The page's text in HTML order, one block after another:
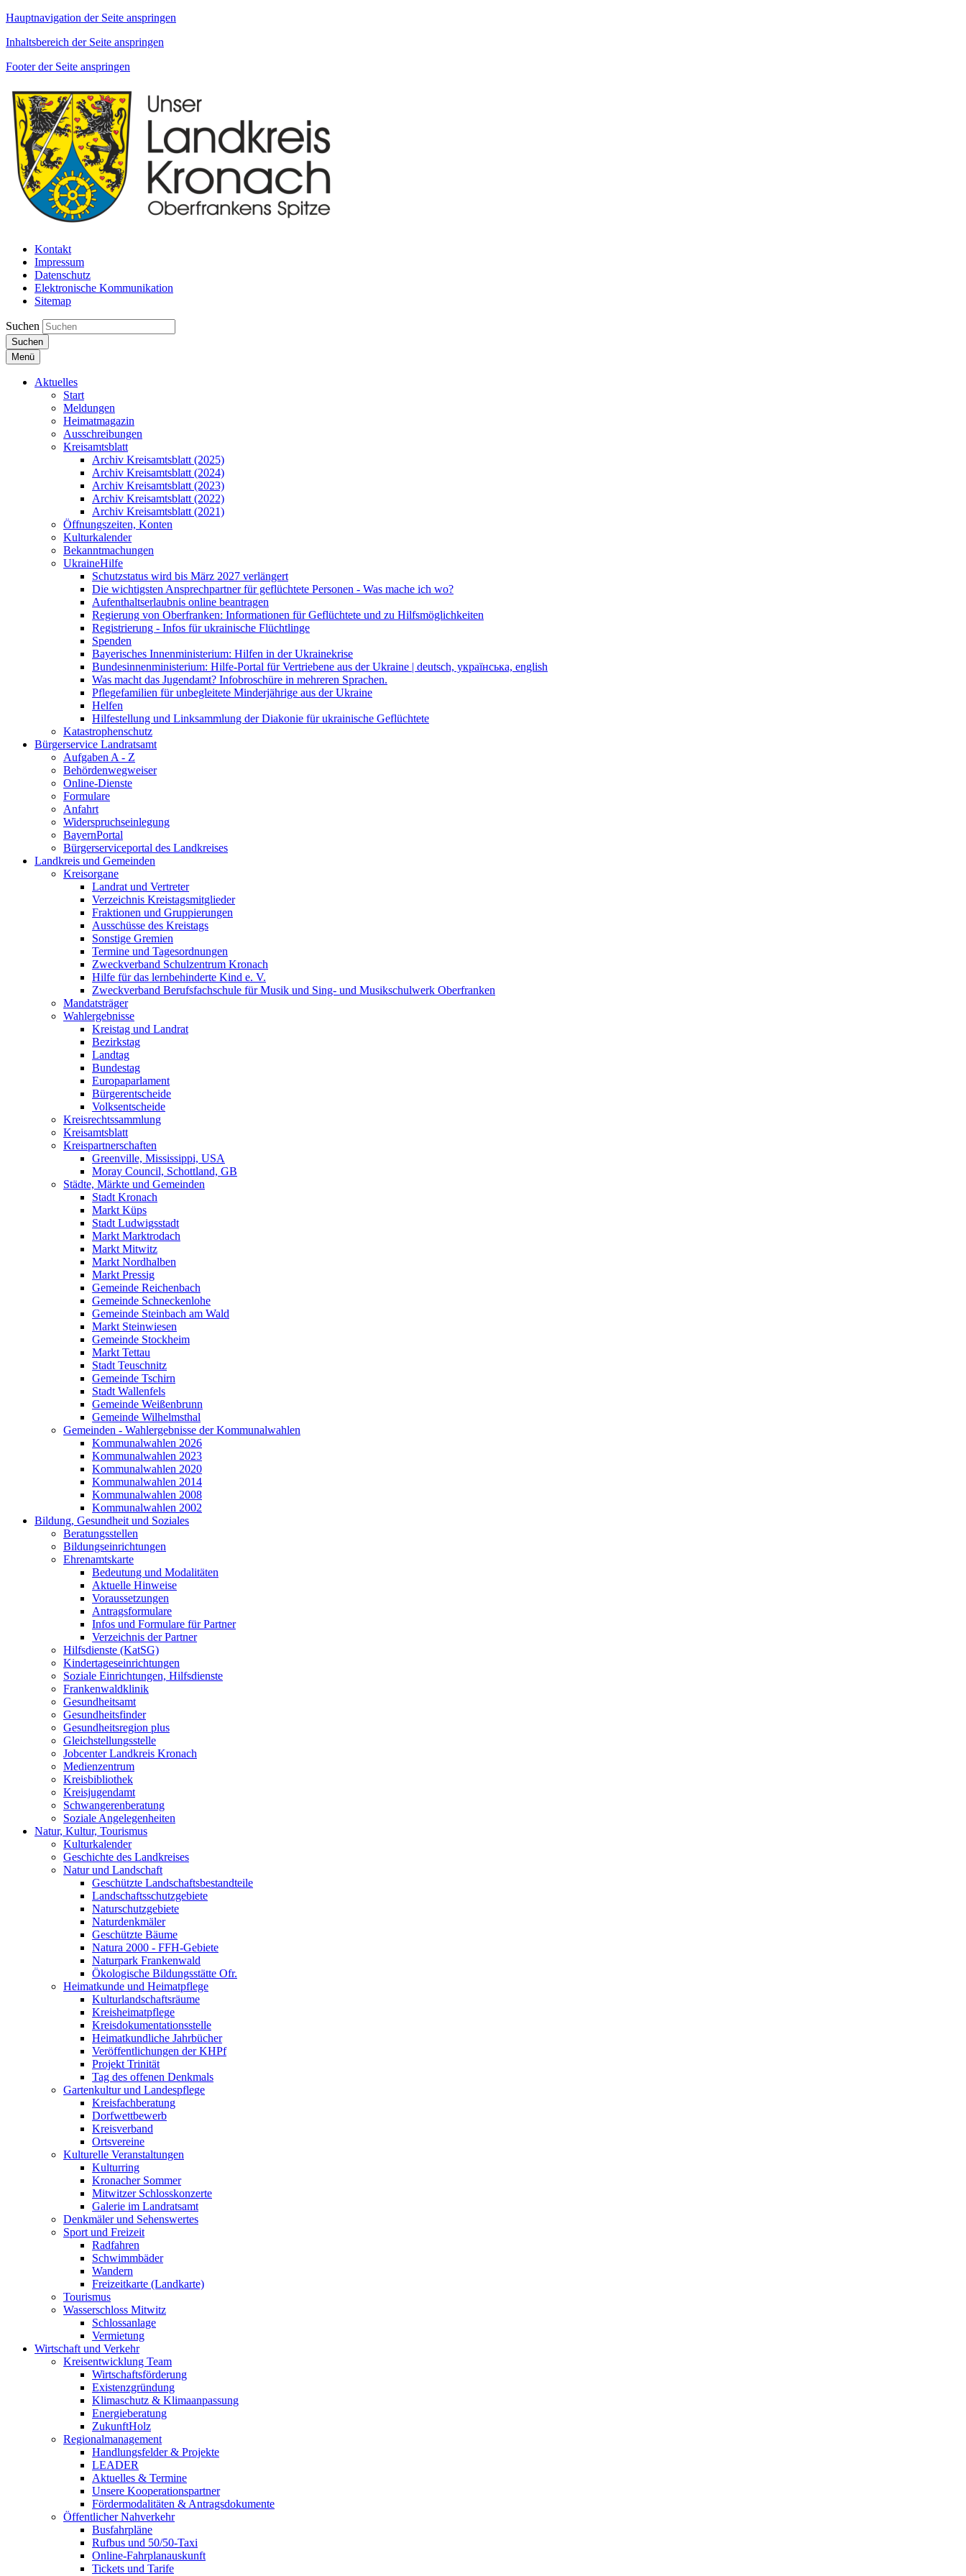
Hauptnavigation der Seite anspringen
Inhaltsbereich der Seite anspringen
Footer der Seite anspringen
Kontakt
Impressum
Datenschutz
Elektronische Kommunikation
Sitemap
Suchen
Suchen
Menü
Aktuelles
Start
Meldungen
Heimatmagazin
Ausschreibungen
Kreisamtsblatt
Archiv Kreisamtsblatt (2025)
Archiv Kreisamtsblatt (2024)
Archiv Kreisamtsblatt (2023)
Archiv Kreisamtsblatt (2022)
Archiv Kreisamtsblatt (2021)
Öffnungszeiten, Konten
Kulturkalender
Bekanntmachungen
UkraineHilfe
Schutzstatus wird bis März 2027 verlängert
Die wichtigsten Ansprechpartner für geflüchtete Personen - Was mache ich wo?
Aufenthaltserlaubnis online beantragen
Regierung von Oberfranken: Informationen für Geflüchtete und zu Hilfsmöglichkeiten
Registrierung - Infos für ukrainische Flüchtlinge
Spenden
Bayerisches Innenministerium: Hilfen in der Ukrainekrise
Bundesinnenministerium: Hilfe-Portal für Vertriebene aus der Ukraine | deutsch, українська, english
Was macht das Jugendamt? Infobroschüre in mehreren Sprachen.
Pflegefamilien für unbegleitete Minderjährige aus der Ukraine
Helfen
Hilfestellung und Linksammlung der Diakonie für ukrainische Geflüchtete
Katastrophenschutz
Bürgerservice Landratsamt
Aufgaben A - Z
Behördenwegweiser
Online-Dienste
Formulare
Anfahrt
Widerspruchseinlegung
BayernPortal
Bürgerserviceportal des Landkreises
Landkreis und Gemeinden
Kreisorgane
Landrat und Vertreter
Verzeichnis Kreistagsmitglieder
Fraktionen und Gruppierungen
Ausschüsse des Kreistags
Sonstige Gremien
Termine und Tagesordnungen
Zweckverband Schulzentrum Kronach
Hilfe für das lernbehinderte Kind e. V.
Zweckverband Berufsfachschule für Musik und Sing- und Musikschulwerk Oberfranken
Mandatsträger
Wahlergebnisse
Kreistag und Landrat
Bezirkstag
Landtag
Bundestag
Europaparlament
Bürgerentscheide
Volksentscheide
Kreisrechtssammlung
Kreisamtsblatt
Kreispartnerschaften
Greenville, Mississippi, USA
Moray Council, Schottland, GB
Städte, Märkte und Gemeinden
Stadt Kronach
Markt Küps
Stadt Ludwigsstadt
Markt Marktrodach
Markt Mitwitz
Markt Nordhalben
Markt Pressig
Gemeinde Reichenbach
Gemeinde Schneckenlohe
Gemeinde Steinbach am Wald
Markt Steinwiesen
Gemeinde Stockheim
Markt Tettau
Stadt Teuschnitz
Gemeinde Tschirn
Stadt Wallenfels
Gemeinde Weißenbrunn
Gemeinde Wilhelmsthal
Gemeinden - Wahlergebnisse der Kommunalwahlen
Kommunalwahlen 2026
Kommunalwahlen 2023
Kommunalwahlen 2020
Kommunalwahlen 2014
Kommunalwahlen 2008
Kommunalwahlen 2002
Bildung, Gesundheit und Soziales
Beratungsstellen
Bildungseinrichtungen
Ehrenamtskarte
Bedeutung und Modalitäten
Aktuelle Hinweise
Voraussetzungen
Antragsformulare
Infos und Formulare für Partner
Verzeichnis der Partner
Hilfsdienste (KatSG)
Kindertageseinrichtungen
Soziale Einrichtungen, Hilfsdienste
Frankenwaldklinik
Gesundheitsamt
Gesundheitsfinder
Gesundheitsregion plus
Gleichstellungsstelle
Jobcenter Landkreis Kronach
Medienzentrum
Kreisbibliothek
Kreisjugendamt
Schwangerenberatung
Soziale Angelegenheiten
Natur, Kultur, Tourismus
Kulturkalender
Geschichte des Landkreises
Natur und Landschaft
Geschützte Landschaftsbestandteile
Landschaftsschutzgebiete
Naturschutzgebiete
Naturdenkmäler
Geschützte Bäume
Natura 2000 - FFH-Gebiete
Naturpark Frankenwald
Ökologische Bildungsstätte Ofr.
Heimatkunde und Heimatpflege
Kulturlandschaftsräume
Kreisheimatpflege
Kreisdokumentationsstelle
Heimatkundliche Jahrbücher
Veröffentlichungen der KHPf
Projekt Trinität
Tag des offenen Denkmals
Gartenkultur und Landespflege
Kreisfachberatung
Dorfwettbewerb
Kreisverband
Ortsvereine
Kulturelle Veranstaltungen
Kulturring
Kronacher Sommer
Mitwitzer Schlosskonzerte
Galerie im Landratsamt
Denkmäler und Sehenswertes
Sport und Freizeit
Radfahren
Schwimmbäder
Wandern
Freizeitkarte (Landkarte)
Tourismus
Wasserschloss Mitwitz
Schlossanlage
Vermietung
Wirtschaft und Verkehr
Kreisentwicklung Team
Wirtschaftsförderung
Existenzgründung
Klimaschutz & Klimaanpassung
Energieberatung
ZukunftHolz
Regionalmanagement
Handlungsfelder & Projekte
LEADER
Aktuelles & Termine
Unsere Kooperationspartner
Fördermodalitäten & Antragsdokumente
Öffentlicher Nahverkehr
Busfahrpläne
Rufbus und 50/50-Taxi
Online-Fahrplanauskunft
Tickets und Tarife